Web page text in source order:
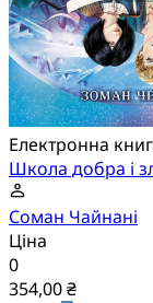
Електронна
Школа добра і
Соман Чайнані
Ціна
0
354,00 ₴